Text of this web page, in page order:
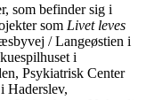
som befinder sig i
som Livet leves
/ Langeøstien i
i
Psykiatrisk Center
Haderslev,